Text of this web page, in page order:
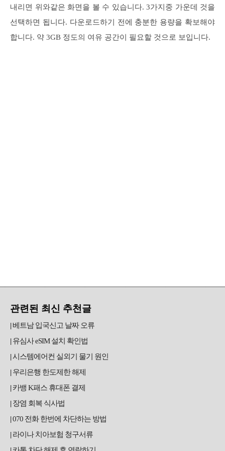
내리면 위와같은 화면을 볼 수 있습니다. 3가지중 가운데 것을
선택하면 됩니다. 다운로드하기 전에 충분한 용량을 확보해야
합니다. 약 3GB 정도의 여유 공간이 필요할 것으로 보입니다.
관련된 최신 추천글
베트남 입국신고 날짜 오류
유심사 eSIM 설치 확인법
시스템에어컨 실외기 물기 원인
우리은행 한도제한 해제
카뱅 K패스 휴대폰 결제
장염 회복 식사법
070 전화 한번에 차단하는 방법
라이나 치아보험 청구서류